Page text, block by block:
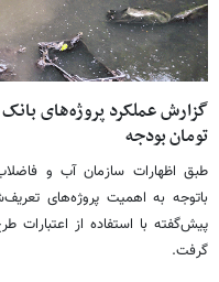
تومان بودجه
طبق اظهارات سازمان آب و
باتوجه به اهمیت پروژه‌های
پیش‌گفته با استفاده از اعتبارات
گرفت.